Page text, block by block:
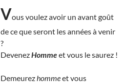
Vous voulez avoir un avant goût
de ce que seront les années à venir
?
DevenezHommeet vous le saurez !
Demeurez hommeet vous